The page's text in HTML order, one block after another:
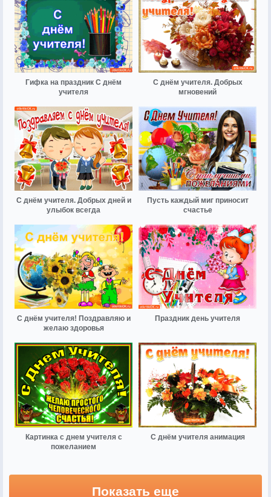
Гифка на праздник С днём
учителя
С днём учителя. Добрых
мгновений
С днём учителя. Добрых дней и
улыбок всегда
Пусть каждый миг приносит
счастье
С днём учителя! Поздравляю и
желаю здоровья
Праздник день учителя
Картинка с днем учителя с
пожеланием
С днём учителя анимация
Показать еще